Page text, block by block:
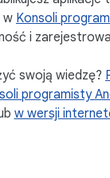
w Konsoli
i
swoją wiedzę?
programisty
w wersji